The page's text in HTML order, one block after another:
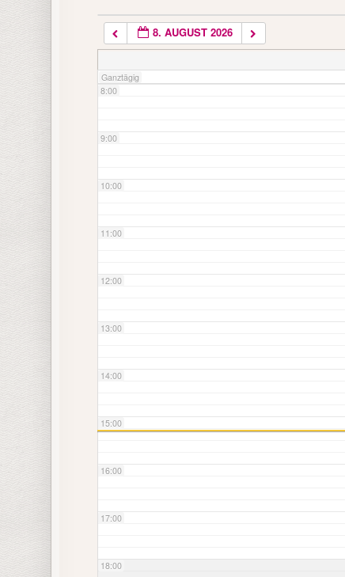
8. AUGUST 2026
Ganztägig
7:00
8:00
9:00
10:00
11:00
12:00
13:00
14:00
15:00
16:00
17:00
18:00